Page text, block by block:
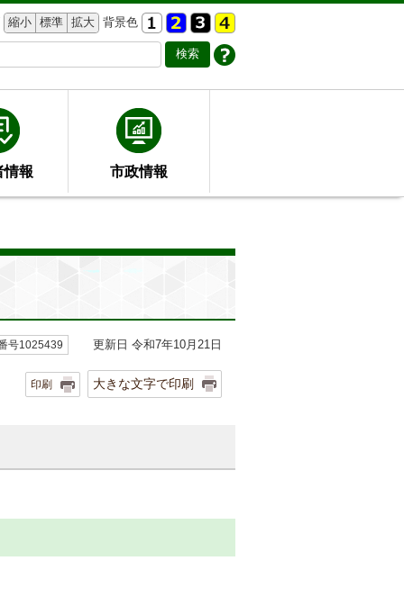
縮小 標準 拡大 背景色
情報 市政情報
号1025439 更新日 令和7年10月21日
印刷 大きな文字で印刷